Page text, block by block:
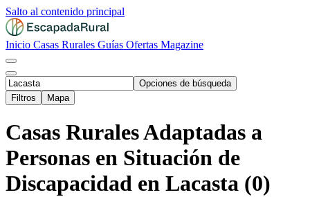
Salto al contenido principal
Inicio Casas Rurales Guías Ofertas Magazine
Opciones de búsqueda
Filtros
Mapa
Casas Rurales Adaptadas a
Personas en Situación de
Discapacidad en Lacasta (0)